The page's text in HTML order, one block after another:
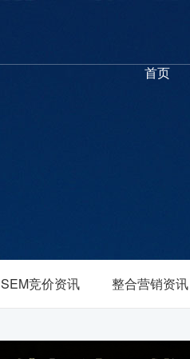
首页
SEM竞价资讯 整合营销资讯